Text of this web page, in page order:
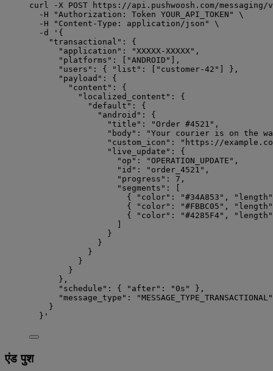
curl -X POST
https://api.pushwoosh.com/
-H
"Authorization: Token YOUR_API_TOKEN "
\
-H
" Content-Type: application/json "
\
-d
' {
"transactional": {
"application": "XXXXX-XXXXX",
"platforms": ["ANDROID"],
"users": { "list": ["customer-42"] },
"payload": {
"content": {
"localized_content": {
"default": {
"android": {
"title": "Order #4521",
"body": "Your courier is on the
"custom_icon": "https://
"live_update": {
"op": "OPERATION_UPDATE",
"id": "order_4521",
"progress": 7,
"segments": [
{ "color": "#34A853",
{ "color": "#FBBC05",
{ "color": "#4285F4",
}
}
}
}
}
},
"schedule": { "after": "0s" },
"message_type": "MESSAGE_TYPE_TRANSACTIONAL"
}
} '
एंड पुश